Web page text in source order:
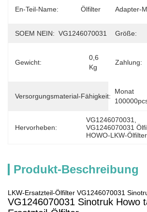
En-Teil-Name: Ölfilter Adapter-
SOEM NEIN: VG1246070031 Größe:
Gewicht:
0,6
Kg
Zahlung:
Versorgungsmaterial-Fähigkeit:
Monat
Hervorheben:
VG1246070031
VG1246070031
HOWO-LKW-Ölfilter
Produkt-Beschreibung
LKW-Ersatzteil-Ölfilter VG1246070031
VG1246070031 Sinotruk Howo